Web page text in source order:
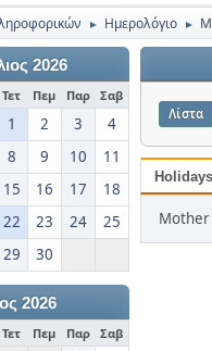
► Ημερολόγιο ►
2026
Τετ Πεμ Παρ Σαβ
1 2 3
4
8 9 10
11
15 16 17
18
22 23 24
25
29 30
2026
Τετ Πεμ Παρ Σαβ
Λίστα
Holidays